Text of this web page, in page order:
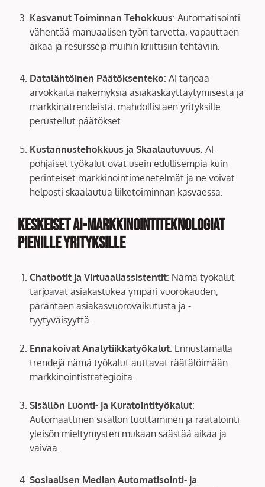
Kasvanut Toiminnan Tehokkuus: Automatisointi
vähentää manuaalisen työn tarvetta, vapauttaen
aikaa ja resursseja muihin kriittisiin tehtäviin.
Datalähtöinen Päätöksenteko: AI tarjoaa
arvokkaita näkemyksiä asiakaskäyttäytymisestä ja
markkinatrendeistä, mahdollistaen yrityksille
perustellut päätökset.
Kustannustehokkuus ja Skaalautuvuus: AI-
pohjaiset työkalut ovat usein edullisempia kuin
perinteiset markkinointimenetelmät ja ne voivat
helposti skaalautua liiketoiminnan kasvaessa.
Keskeiset AI-Markkinointiteknologiat
Pienille Yrityksille
Chatbotit ja Virtuaaliassistentit: Nämä työkalut
tarjoavat asiakastukea ympäri vuorokauden,
parantaen asiakasvuorovaikutusta ja -
tyytyväisyyttä.
Ennakoivat Analytiikkatyökalut: Ennustamalla
trendejä nämä työkalut auttavat räätälöimään
markkinointistrategioita.
Sisällön Luonti- ja Kuratointityökalut:
Automaattinen sisällön tuottaminen ja räätälöinti
yleisön mieltymysten mukaan säästää aikaa ja
vaivaa.
Sosiaalisen Median Automatisointi- ja